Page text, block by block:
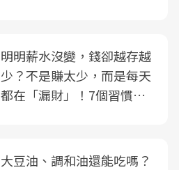
明明薪水沒變，錢卻越存越
少？不是賺太少，而是每天
都在「漏財」！7個習慣一
大豆油、調和油還能吃嗎？